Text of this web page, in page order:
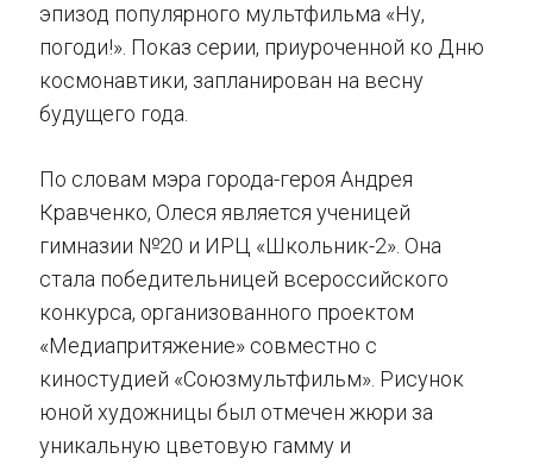
эпизод популярного мультфильма «Ну,
погоди!». Показ серии, приуроченной ко Дню
космонавтики, запланирован на весну
будущего года.
По словам мэра города-героя Андрея
Кравченко, Олеся является ученицей
гимназии №20 и ИРЦ «Школьник-2». Она
стала победительницей всероссийского
конкурса, организованного проектом
«Медиапритяжение» совместно с
киностудией «Союзмультфильм». Рисунок
юной художницы был отмечен жюри за
уникальную цветовую гамму и